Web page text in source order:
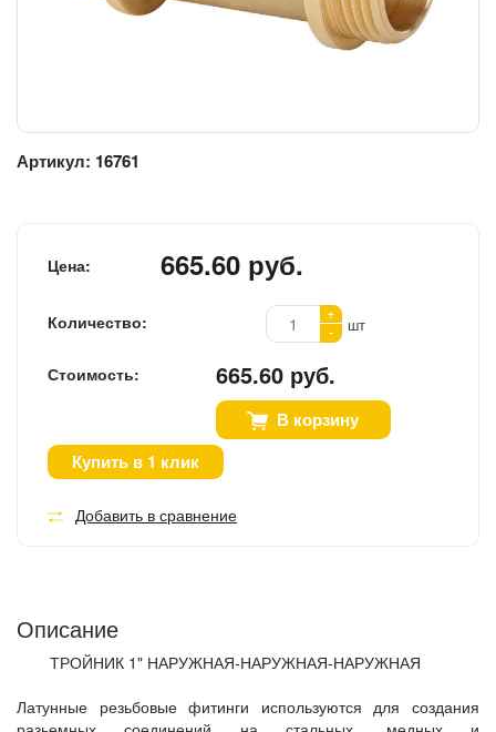
Артикул: 16761
Цена: 665.60 руб.
Количество:
+
-
шт
Стоимость: 665.60 руб.
В корзину
Купить в 1 клик
Добавить в сравнение
Описание
ТРОЙНИК 1" НАРУЖНАЯ-НАРУЖНАЯ-НАРУЖНАЯ
Латунные резьбовые фитинги используются для создания